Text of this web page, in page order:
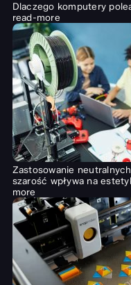
Dlaczego komputery
read-more
Zastosowanie
szarość wpływa na
more